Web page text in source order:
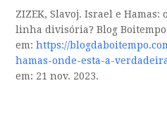
ZIZEK, Slavoj. Israel e Hamas:
linha divisória? Blog
em:https://
hamas-onde-esta-a-
em: 21 nov. 2023.